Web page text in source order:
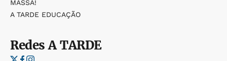
MASSA!
A TARDE EDUCAÇÃO
RedesA TARDE